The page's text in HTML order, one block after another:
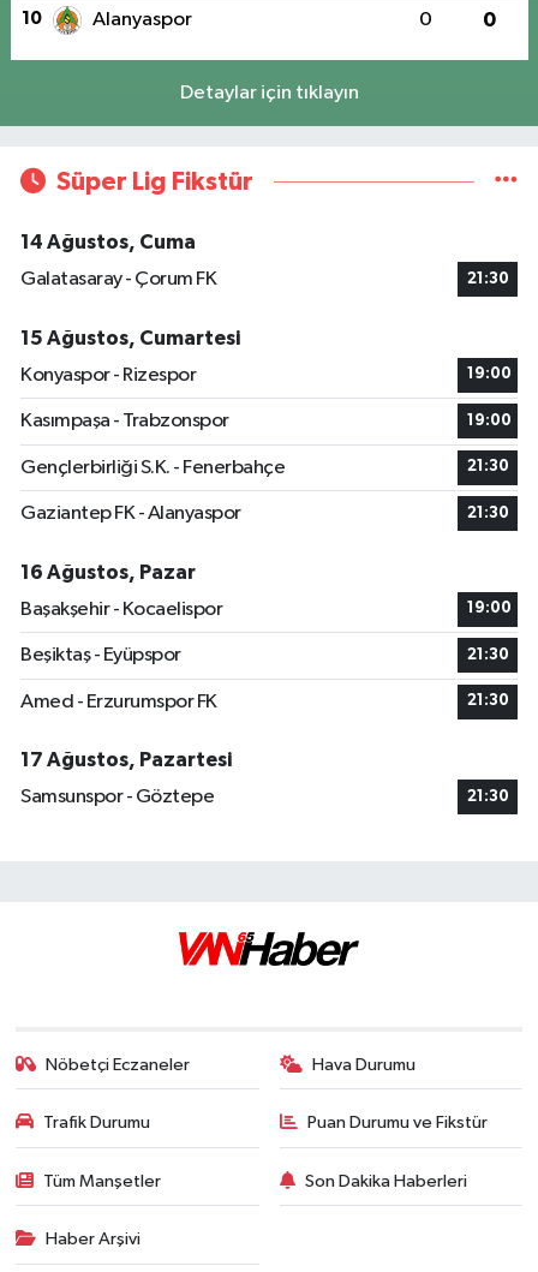
10 Alanyaspor 0 0
Detaylar için tıklayın
Süper Lig Fikstür
14 Ağustos, Cuma
Galatasaray - Çorum FK
21:30
15 Ağustos, Cumartesi
Konyaspor - Rizespor
19:00
Kasımpaşa - Trabzonspor 19:00
Gençlerbirliği S.K. - Fenerbahçe 21:30
Gaziantep FK - Alanyaspor 21:30
16 Ağustos, Pazar
Başakşehir - Kocaelispor
19:00
Beşiktaş - Eyüpspor 21:30
Amed - Erzurumspor FK 21:30
17 Ağustos, Pazartesi
Samsunspor - Göztepe
21:30
Nöbetçi Eczaneler Hava Durumu
Trafik Durumu Puan Durumu ve Fikstür
Tüm Manşetler Son Dakika Haberleri
Haber Arşivi